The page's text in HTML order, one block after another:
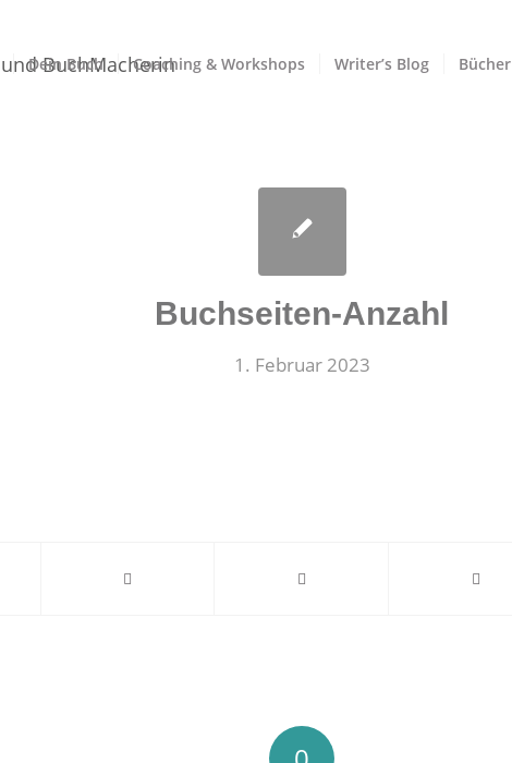
Dein Buch Coaching & Workshops Writer’s Blog Bücher
Buchseiten-Anzahl
1. Februar 2023